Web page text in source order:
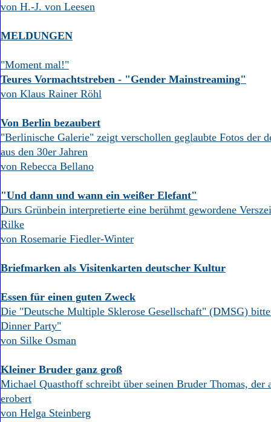
von H.-J. von Leesen
MELDUNGEN
"Moment mal!"
Teures Vormachtstreben - "Gender Mainstreaming"
von Klaus Rainer Röhl
Von Berlin bezaubert
"Berlinische Galerie" zeigt verschollen geglaubte Fotos der
aus den 30er Jahren
von Rebecca Bellano
"Und dann und wann ein weißer Elefant"
Durs Grünbein interpretierte eine berühmt gewordene
Rilke
von Rosemarie Fiedler-Winter
Briefmarken als Visitenkarten deutscher Kultur
Essen für einen guten Zweck
Die "Deutsche Multiple Sklerose Gesellschaft" (DMSG)
Dinner Party"
von Silke Osman
Kleiner Bruder ganz groß
Michael Quasthoff schreibt über seinen Bruder Thomas, der
erobert
von Helga Steinberg